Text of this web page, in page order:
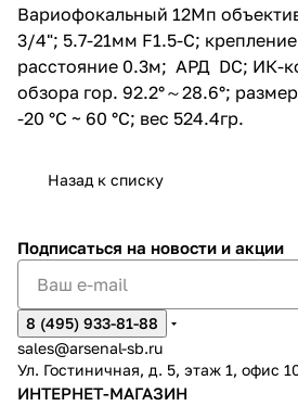
Вариофокальный 12Мп
3/4"; 5.7-21мм F1.5-С;
расстояние 0.3м; АРД DC; ИК-
обзора гор. 92.2°～28.6°;
-20 °C ~ 60 °C; вес 524.4гр.
Назад к списку
Подписаться на новости и акции
8 (495) 933-81-88
sales@arsenal-sb.ru
Ул. Гостиничная, д. 5, этаж 1, офис
ИНТЕРНЕТ-МАГАЗИН